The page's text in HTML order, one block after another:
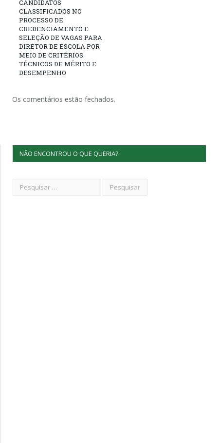
CANDIDATOS
CLASSIFICADOS NO
PROCESSO DE
CREDENCIAMENTO E
SELEÇÃO DE VAGAS PARA
DIRETOR DE ESCOLA POR
MEIO DE CRITÉRIOS
TÉCNICOS DE MÉRITO E
DESEMPENHO
Os comentários estão fechados.
NÃO ENCONTROU O QUE QUERIA?